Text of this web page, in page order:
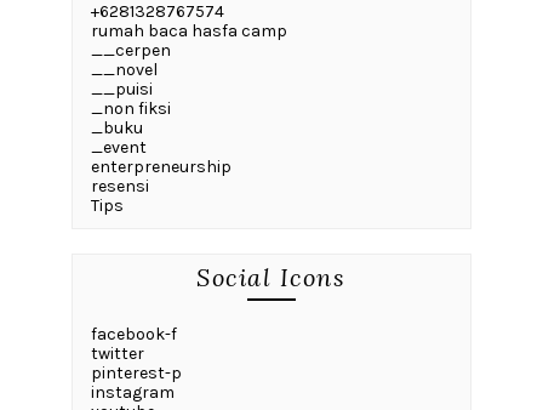
+6281328767574
rumah baca hasfa camp
__cerpen
__novel
__puisi
_non fiksi
_buku
_event
enterpreneurship
resensi
Tips
Social Icons
facebook-f
twitter
pinterest-p
instagram